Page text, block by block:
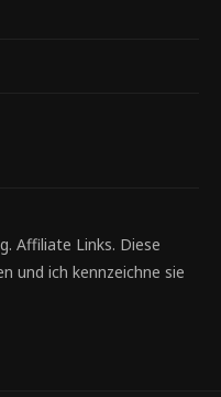
Affiliate Links. Diese
und ich kennzeichne sie